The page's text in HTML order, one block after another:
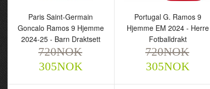
Paris Saint-Germain
Goncalo Ramos 9 Hjemme
2024-25 - Barn Draktsett
720NOK 305NOK
Portugal G. Ramos 9
Hjemme EM 2024 - Herre
Fotballdrakt
720NOK 305NOK
Paris Saint-Germain
Goncalo Ramos 9 Hjemme
2024-25 - Barn Draktsett
720NOK
305NOK
Portugal G. Ramos 9
Hjemme EM 2024 - Herre
Fotballdrakt
720NOK
305NOK